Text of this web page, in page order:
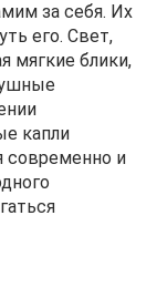
за себя. Их
его. Свет,
мягкие блики,
капли
современно и